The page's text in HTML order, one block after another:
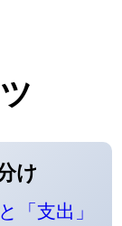
け
「支出」